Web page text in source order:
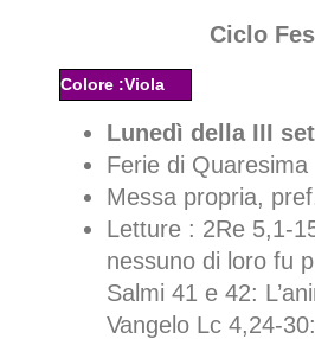
Ciclo
Colore :Viola
Lunedì della III
Ferie di Quaresima
Messa propria,
Letture : 2Re 5,1-
nessuno di loro fu
Salmi 41 e 42:
Vangelo Lc 4,24-